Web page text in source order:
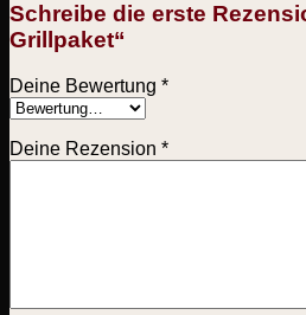
Schreibe die erste
Grillpaket“
Deine Bewertung *
Deine Rezension *